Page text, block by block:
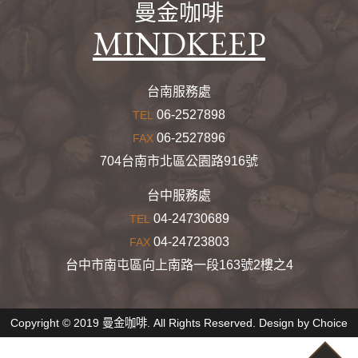
台南服務處
TEL 06-2527898
FAX 06-2527896
704台南市北區公園路916號
曼金咖啡
MINDKEEP
台中服務處
TEL 04-24730689
FAX04-24723803
台中市南屯區向上南路一段163號2樓之4
Copyright © 2019 曼金咖啡. All Rights Reserved. Design by Choice